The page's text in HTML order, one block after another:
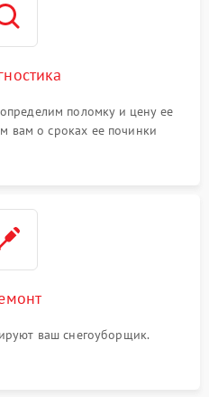
поломку и цену ее
вам о сроках ее починки
ваш снегоуборщик.